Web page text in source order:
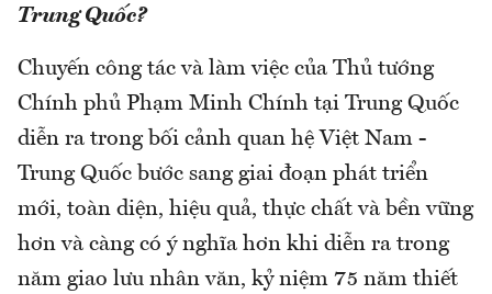
Trung Quốc?
Chuyến công tác và làm việc của Thủ tướng
Chính phủ Phạm Minh Chính tại Trung Quốc
diễn ra trong bối cảnh quan hệ Việt Nam -
Trung Quốc bước sang giai đoạn phát triển
mới, toàn diện, hiệu quả, thực chất và bền vững
hơn và càng có ý nghĩa hơn khi diễn ra trong
năm giao lưu nhân văn, kỷ niệm 75 năm thiết